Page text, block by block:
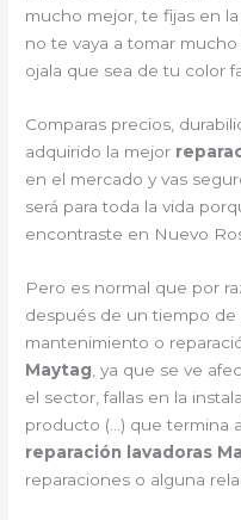
mucho mejor, te fijas en
no te vaya a tomar
ojala que sea de tu color
Comparas precios,
adquirido la mejor
en el mercado y vas
será para toda la vida
encontraste en Nuevo
Pero es normal que por
después de un tiempo
mantenimiento o
Maytag , ya que se ve
el sector, fallas en la
producto (…) que termina
reparación lavadoras
reparaciones o alguna